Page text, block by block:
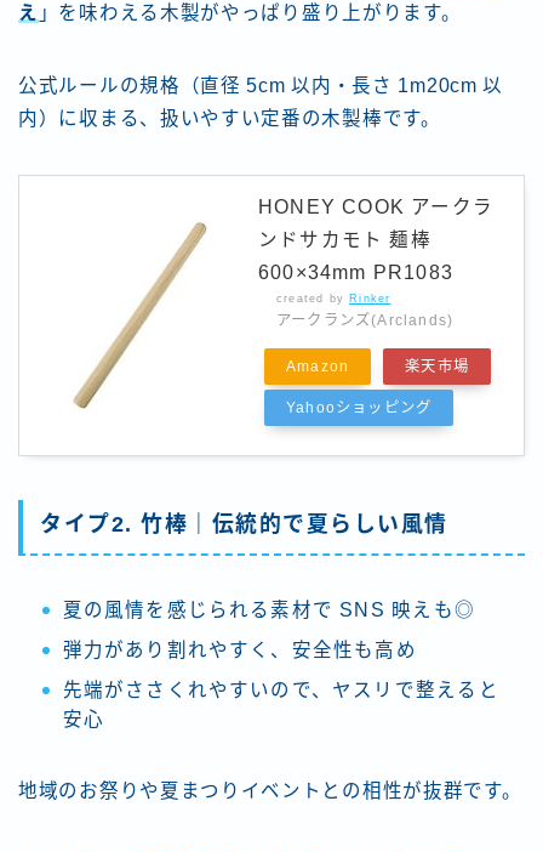
え 」を味わえる木製がやっぱり盛り上がります。
公式ルールの規格（直径 5cm 以内・長さ 1m20cm 以
内）に収まる、扱いやすい定番の木製棒です。
HONEY COOK アークラ
ンドサカモト 麺棒
600×34mm PR1083
created by Rinker
アークランズ(Arclands)
Amazon 楽天市場
Yahooショッピング
タイプ2. 竹棒｜伝統的で夏らしい風情
夏の風情を感じられる素材で SNS 映えも◎
弾力があり割れやすく、安全性も高め
先端がささくれやすいので、ヤスリで整えると
安心
地域のお祭りや夏まつりイベントとの相性が抜群です。